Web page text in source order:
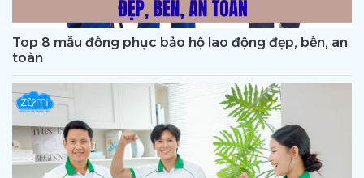
Top 8 mẫu đồng phục bảo hộ lao động đẹp, bền, an
toàn